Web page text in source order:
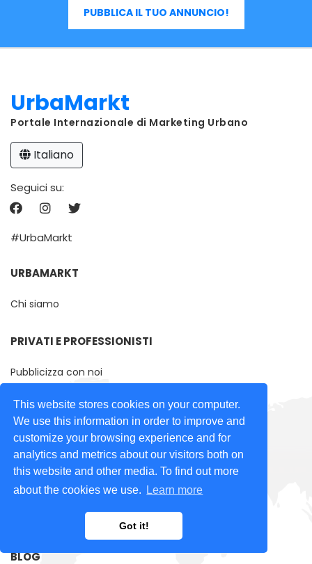
This website stores cookies on your computer.
We use this information in order to improve and
customize your browsing experience and for
analytics and metrics about our visitors both on
this website and other media. To find out more
about the cookies we use.
Learn more
Got it!
PUBBLICA IL TUO ANNUNCIO!
UrbaMarkt
Portale Internazionale di Marketing Urbano
Italiano
Seguici su:
#UrbaMarkt
URBAMARKT
Chi siamo
PRIVATI ​​E PROFESSIONISTI
Pubblicizza con noi
Accedi
AIUTO E ASSISTENZA
Domande Frequenti (FAQ)
BLOG